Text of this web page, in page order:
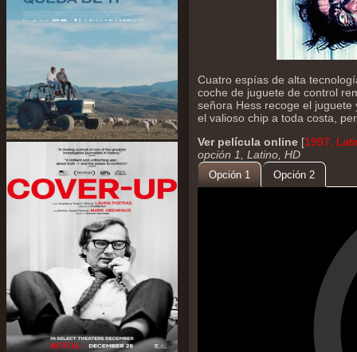
Cuatro espías de alta
coche de juguete de control
señora Hess recoge el
el valioso chip a toda costa,
Ver película online [1997,
opción 1, Latino, HD
Opción 1 Opción 2